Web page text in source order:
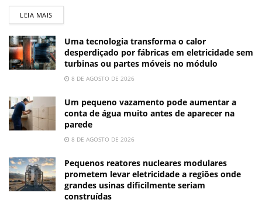
LEIA MAIS
Uma tecnologia transforma o calor
desperdiçado por fábricas em eletricidade sem
turbinas ou partes móveis no módulo
8 DE AGOSTO DE 2026
Um pequeno vazamento pode aumentar a
conta de água muito antes de aparecer na
parede
8 DE AGOSTO DE 2026
Pequenos reatores nucleares modulares
prometem levar eletricidade a regiões onde
grandes usinas dificilmente seriam
construídas